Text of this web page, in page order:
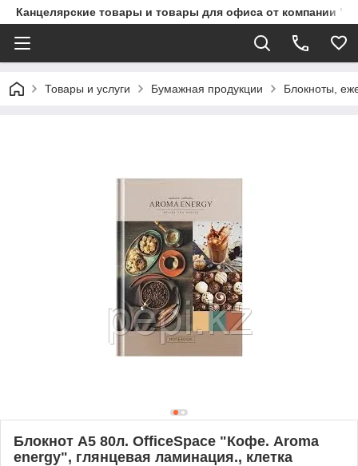
Канцелярские товары и товары для офиса от компании
Товары и услуги Бумажная продукции Блокноты,
Блокнот А5 80л. OfficeSpace "Кофе. Aroma
energy", глянцевая ламинация., клетка